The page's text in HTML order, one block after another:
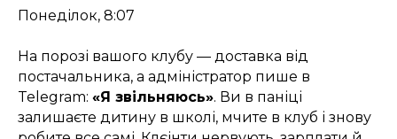
Понеділок, 8:07
На порозі вашого клубу — доставка від
постачальника, а адміністратор пише в
Telegram: «Я звільняюсь». Ви в паніці
залишаєте дитину в школі, мчите в клуб і знову